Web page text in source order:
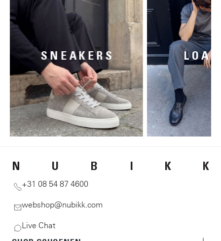
SNEAKERS
N U B I K K
+31 08 54 87 4600
webshop@nubikk.com
Live Chat